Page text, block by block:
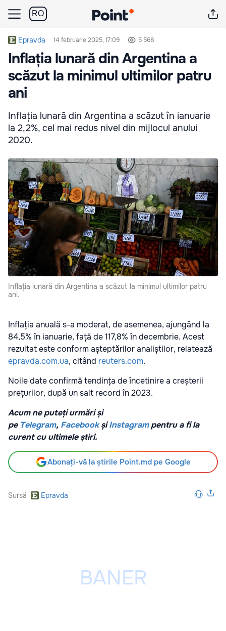
RO
Epravda 14 februarie 2025, 17:09 5 568
Inflația lunară din Argentina a
scăzut la minimul ultimilor patru
ani
Inflația lunară din Argentina a scăzut în ianuarie
la 2,2%, cel mai redus nivel din mijlocul anului
2020.
Inflația lunară din Argentina a scăzut la minimul ultimilor patru
ani.
Inflația anuală s-a moderat, de asemenea, ajungând la
84,5% în ianuarie, față de 117,8% în decembrie. Acest
rezultat este conform așteptărilor analiștilor, relatează
epravda.com.ua, citând reuters.com.
Noile date confirmă tendința de încetinire a creșterii
prețurilor, după un salt record în 2023.
Acum ne puteți urmări și
pe Telegram, Facebook șiInstagrampentru a fi la
curent cu ultimele știri.
Abonați-vă la știrile Point.md pe Google
Sursă Epravda